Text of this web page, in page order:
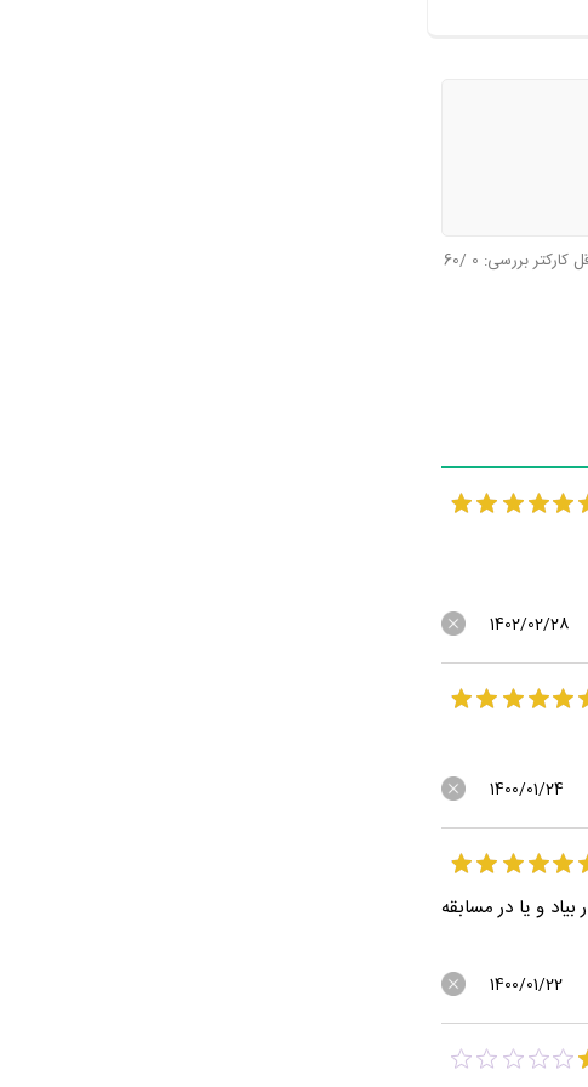
کارکتر بررسی: 0
/60
1402/02/28
1400/01/24
و یا در مسابقه
1400/01/22